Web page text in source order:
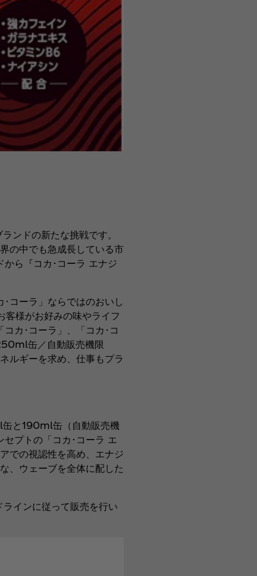
ンドの新たな挑戦です。
の中でも急成長している市
ら『コカ･コーラ エナジ
ーラ」ならではのおいし
客様がお好みの味やライフ
カ･コーラ」、「コカ･コ
缶／自動販売機限
ルギーを求め、仕事もプラ
缶と190ml缶（自動販売機
プトの「コカ･コーラ エ
での視認性を高め、エナジ
、ウェーブを全体に配した
インに従って販売を行い